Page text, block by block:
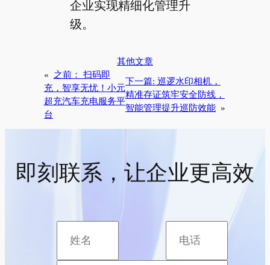
企业实现精细化管理升
级。
其他文章
«
之前： 扫码即
充，智享无忧！小元
超充汽车充电服务平
台
下一篇: 巡逻水印相机，
精准存证筑牢安全防线，
智能管理提升巡防效能 »
即刻联系，让企业更高效